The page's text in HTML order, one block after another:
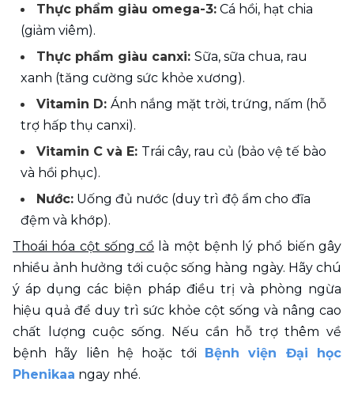
Thực phẩm giàu omega-3: Cá hồi, hạt chia
(giảm viêm).
Thực phẩm giàu canxi: Sữa, sữa chua, rau
xanh (tăng cường sức khỏe xương).
Vitamin D: Ánh nắng mặt trời, trứng, nấm (hỗ
trợ hấp thụ canxi).
Vitamin C và E: Trái cây, rau củ (bảo vệ tế bào
và hồi phục).
Nước: Uống đủ nước (duy trì độ ẩm cho đĩa
đệm và khớp).
Thoái hóa cột sống cổ là một bệnh lý phổ biến gây
nhiều ảnh hưởng tới cuộc sống hàng ngày. Hãy chú
ý áp dụng các biện pháp điều trị và phòng ngừa
hiệu quả để duy trì sức khỏe cột sống và nâng cao
chất lượng cuộc sống. Nếu cần hỗ trợ thêm về
bệnh hãy liên hệ hoặc tới Bệnh viện Đại học
Phenikaa ngay nhé.